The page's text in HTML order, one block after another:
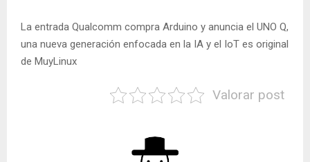
La entrada Qualcomm compra Arduino y anuncia el UNO Q,
una nueva generación enfocada en la IA y el IoT es original
de MuyLinux
Valorar post